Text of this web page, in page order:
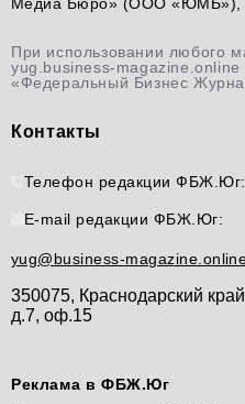
При использовании любого
yug.business-magazine.online
«Федеральный Бизнес
Контакты
Телефон редакции ФБЖ.Юг:
E-mail редакции ФБЖ.Юг:
yug@business-
350075, Краснодарский
д.7, оф.15
Реклама в ФБЖ.Юг